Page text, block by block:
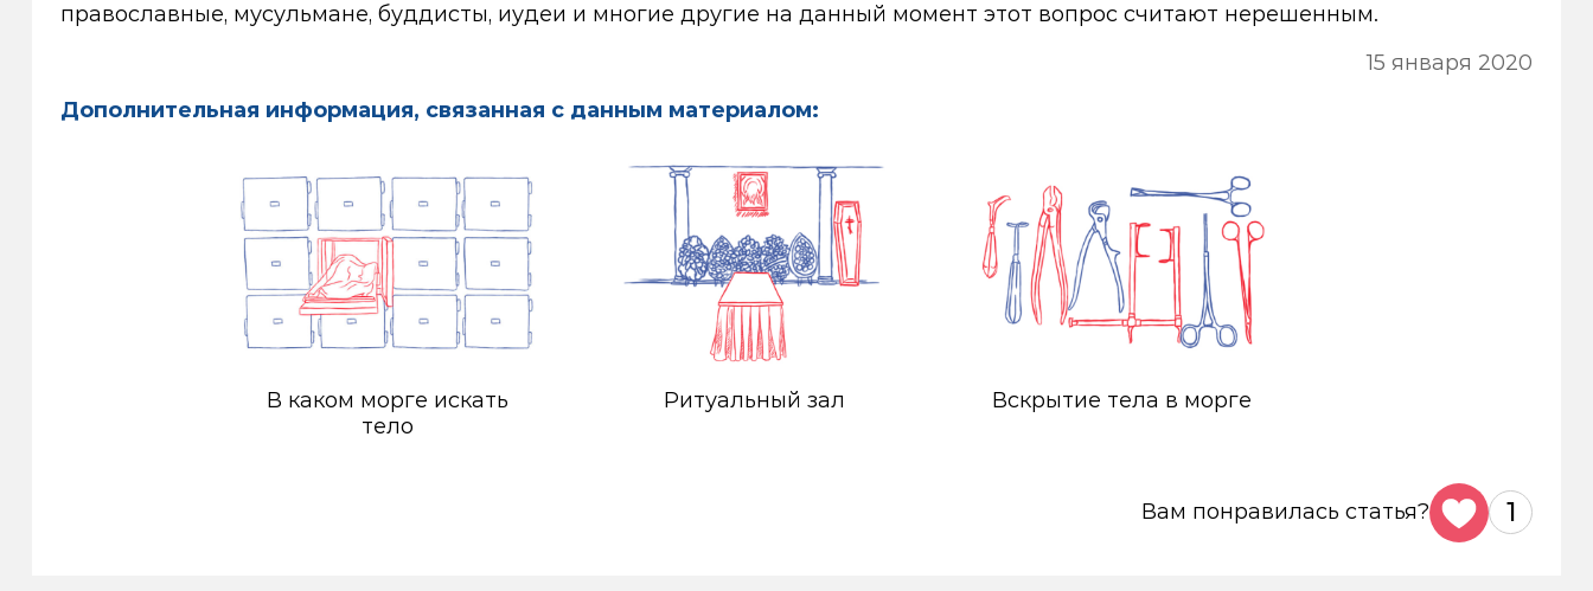
православные, мусульмане, буддисты, иудеи и многие другие на данный момент этот вопрос считают нерешенным.
15 января 2020
Дополнительная информация, связанная с данным материалом:
В каком морге искать
тело
Ритуальный зал Вскрытие тела в морге
Вам понравилась статья? 1